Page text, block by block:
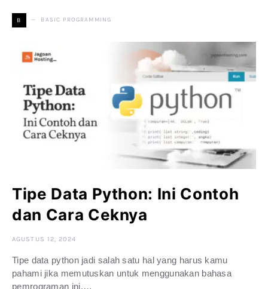
B BASIC PROGRAMMING
Tipe Data Python: Ini Contoh
dan Cara Ceknya
AGUSTUS 12, 2024
Tipe data python jadi salah satu hal yang harus kamu
pahami jika memutuskan untuk menggunakan bahasa
pemrograman ini.…